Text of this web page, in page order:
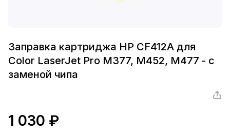
Заправка картриджа HP CF412A для
Color LaserJet Pro M377, M452, M477 - с
заменой чипа
1 030 ₽